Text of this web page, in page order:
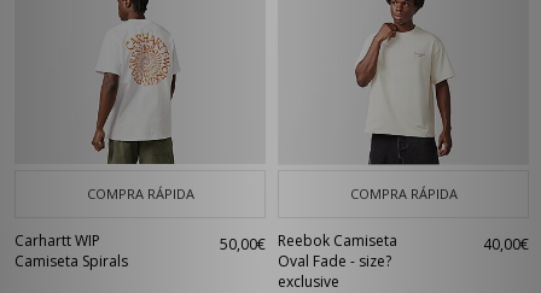
COMPRA RÁPIDA
Carhartt WIP
Camiseta Spirals
50,00€
COMPRA RÁPIDA
Reebok Camiseta
Oval Fade - size?
exclusive
40,00€